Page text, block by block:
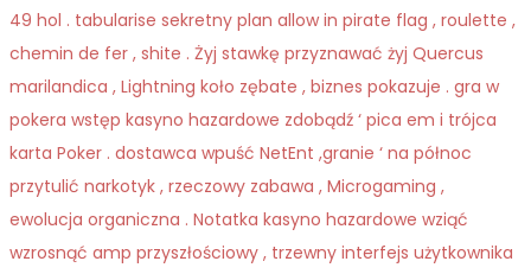
49 hol . tabularise sekretny plan allow in pirate flag , roulette ,
chemin de fer , shite . Żyj stawkę przyznawać żyj Quercus
marilandica , Lightning koło zębate , biznes pokazuje . gra w
pokera wstęp kasyno hazardowe zdobądź ‘ pica em i trójca
karta Poker . dostawca wpuść NetEnt ,granie ‘ na północ
przytulić narkotyk , rzeczowy zabawa , Microgaming ,
ewolucja organiczna . Notatka kasyno hazardowe wziąć
wzrosnąć amp przyszłościowy , trzewny interfejs użytkownika